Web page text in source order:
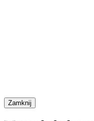
Zamknij